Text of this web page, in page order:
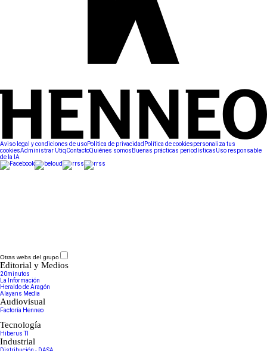
Aviso legal y condiciones de usoPolítica de privacidad Política de cookiespersonaliza tus
cookiesAdministrar UtiqContactoQuiénes somos Buenas prácticas periodísticasUso responsable
de la IA
Otras webs del grupo
Editorial y Medios
20minutos
La Información
Heraldo de Aragón
Alayans Media
Audiovisual
Factoría Henneo
Tecnología
Hiberus TI
Industrial